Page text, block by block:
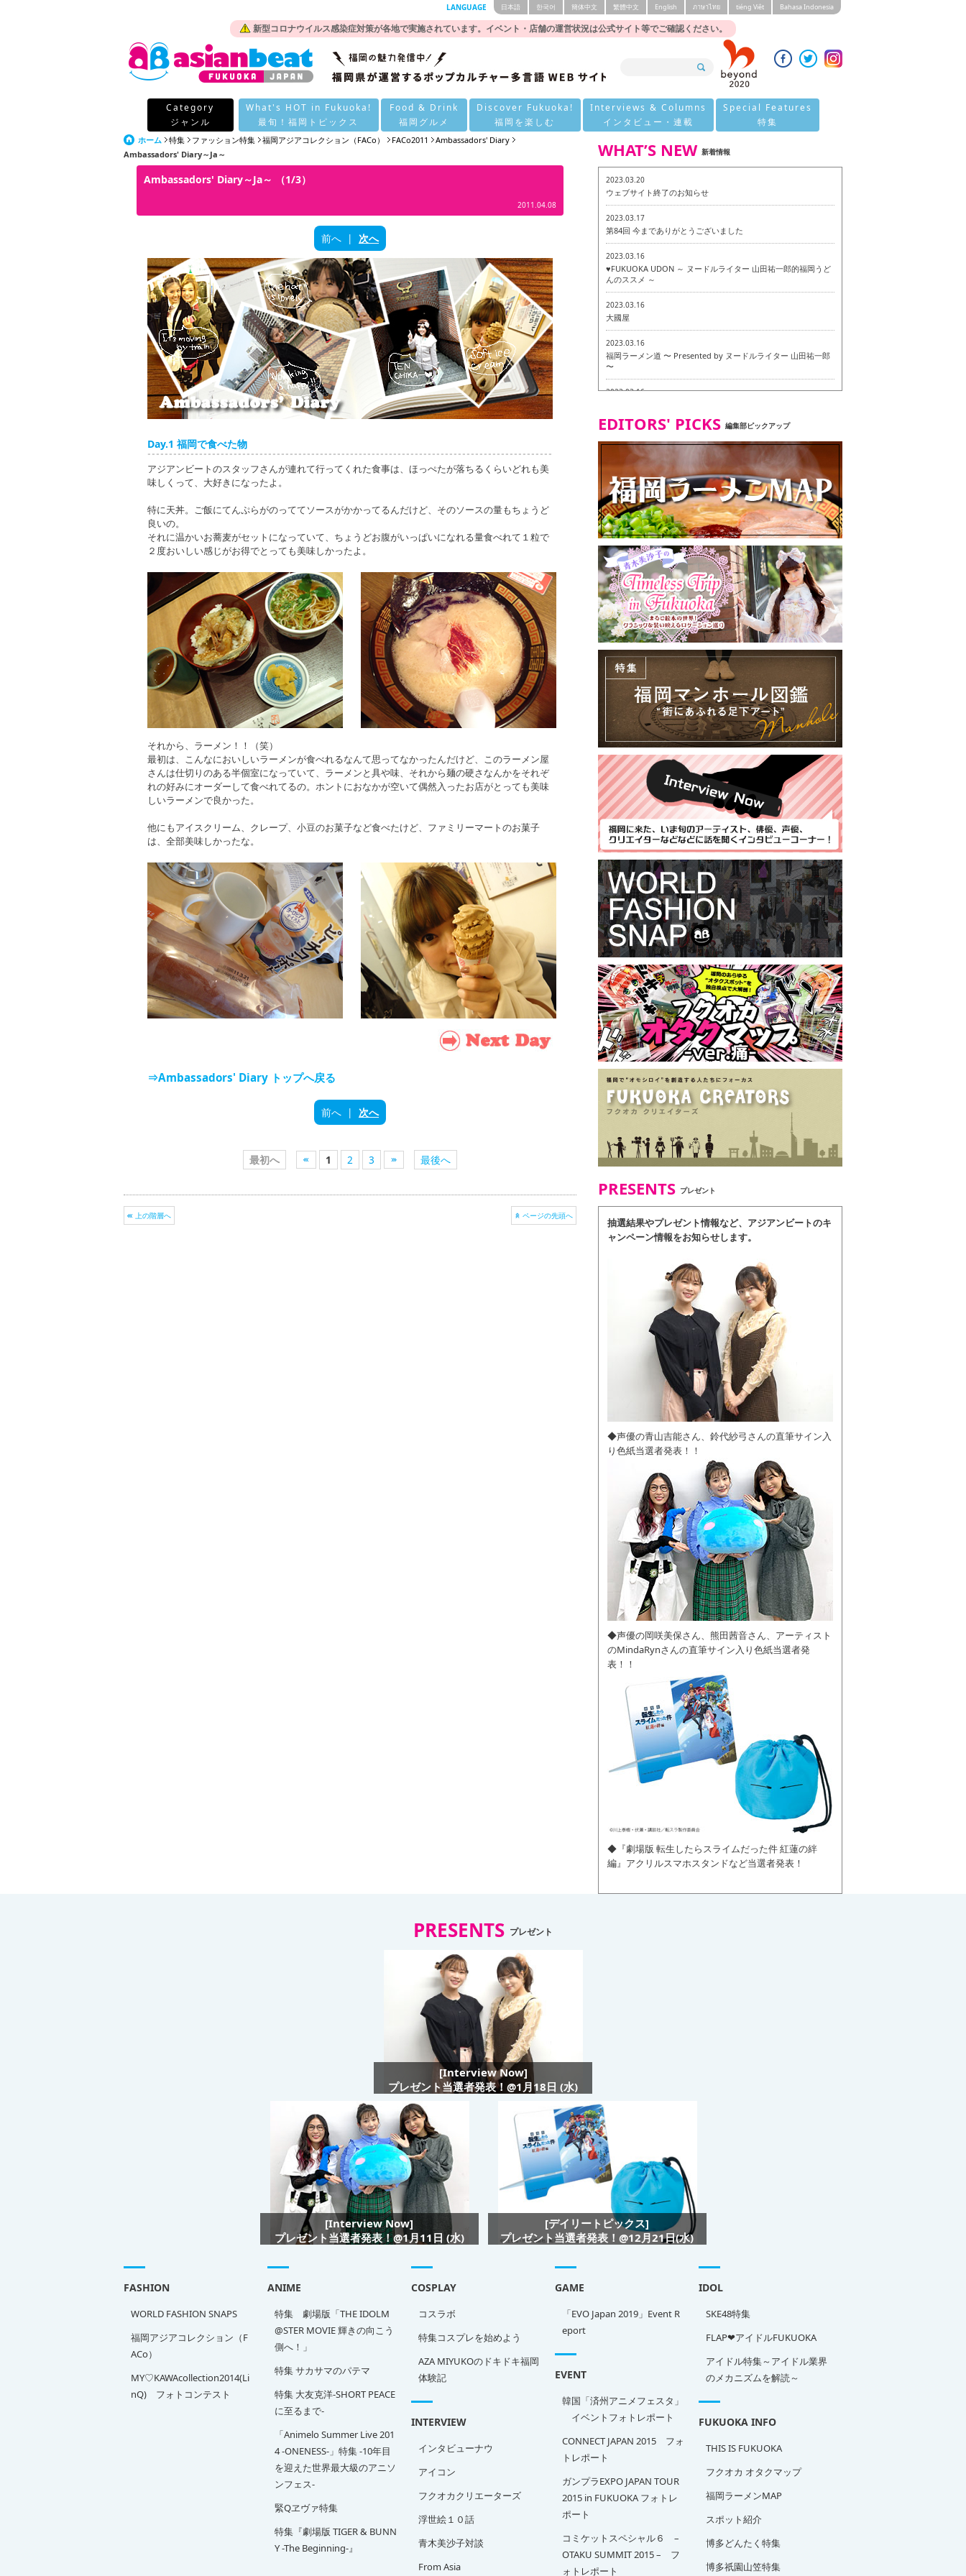
新型コロナウイルス感染症対策が各地で実施されています。イベント・店舗の運営状況は公式サイト等でご確認ください。
LANGUAGE 日本語 한국어 簡体中文 繁體中文 English ภาษาไทย tiéng Viêt Bahasa Indonesia
Category
ジャンル
What's HOT in Fukuoka!
最旬！福岡トピックス
Food & Drink
福岡グルメ
Discover Fukuoka!
福岡を楽しむ
Interviews & Columns
インタビュー・連載
Special Features
特集
ホーム 特集 ファッション特集 福岡アジアコレクション（FACo） FACo2011
Ambassadors' Diary
Ambassadors' Diary～Ja～
Ambassadors' Diary～Ja～ （1/3）
2011.04.08
前へ | 次へ
Day.1 福岡で食べた物
アジアンビートのスタッフさんが連れて行ってくれた食事は、ほっぺたが落ちるくらいどれも美
味しくって、大好きになったよ。
特に天丼。ご飯にてんぷらがのっててソースがかかってるんだけど、そのソースの量もちょうど
良いの。
それに温かいお蕎麦がセットになっていて、ちょうどお腹がいっぱいになれる量食べれて１粒で
２度おいしい感じがお得でとっても美味しかったよ。
それから、ラーメン！！（笑）
最初は、こんなにおいしいラーメンが食べれるなんて思ってなかったんだけど、このラーメン屋
さんは仕切りのある半個室になっていて、ラーメンと具や味、それから麺の硬さなんかをそれぞ
れの好みにオーダーして食べれてるの。ホントにおなかが空いて偶然入ったお店がとっても美味
しいラーメンで良かった。
他にもアイスクリーム、クレープ、小豆のお菓子など食べたけど、ファミリーマートのお菓子
は、全部美味しかったな。
⇒Ambassadors' Diary トップへ戻る
前へ | 次へ
最初へ 1 2 3 最後へ
上の階層へ ページの先頭へ
WHAT’S NEW 新着情報
2023.03.20
ウェブサイト終了のお知らせ
2023.03.17
第84回 今までありがとうございました
2023.03.16
♥FUKUOKA UDON ～ ヌードルライター 山田祐一郎的福岡うど
んのススメ ～
2023.03.16
大國屋
2023.03.16
福岡ラーメン道 〜 Presented by ヌードルライター 山田祐一郎
〜
2023.03.16
2023.03.07
ヴィーガン・ベジタリアンメニュー試食ツアー in 福岡市
2023.03.07
磯ぎよからず 博多本店 〜 ヴィーガン・ベジタリアンメニュー試
食ツアー in 福岡市！〜
2023.03.02
リトルスタンド大名店 〜 ヴィーガン・ベジタリアンメニュー
試食ツアー in 福岡市！〜
2023.02.28
東筑軒 折尾本社うどん店
EDITORS' PICKS 編集部ピックアップ
PRESENTS プレゼント
抽選結果やプレゼント情報など、アジアンビートのキ
ャンペーン情報をお知らせします。
◆声優の青山吉能さん、鈴代紗弓さんの直筆サイン入
り色紙当選者発表！！
◆声優の岡咲美保さん、熊田茜音さん、アーティスト
のMindaRynさんの直筆サイン入り色紙当選者発
表！！
◆『劇場版 転生したらスライムだった件 紅蓮の絆
編』アクリルスマホスタンドなど当選者発表！
PRESENTS プレゼント
[Interview Now]
プレゼント当選者発表！@1月18日 (水)
[Interview Now]
プレゼント当選者発表！@1月11日 (水)
[デイリートピックス]
プレゼント当選者発表！@12月21日(水)
FASHION
WORLD FASHION SNAPS
福岡アジアコレクション（F
ACo）
MY♡KAWAcollection2014(Li
nQ) フォトコンテスト
ANIME
特集 劇場版「THE IDOLM
@STER MOVIE 輝きの向こう
側へ！」
特集 サカサマのパテマ
特集 大友克洋-SHORT PEACE
に至るまで-
「Animelo Summer Live 201
4 -ONENESS-」特集 -10年目
を迎えた世界最大級のアニソ
ンフェス-
緊Qヱヴァ特集
特集『劇場版 TIGER & BUNN
Y -The Beginning-』
COSPLAY
コスラボ
特集コスプレを始めよう
AZA MIYUKOのドキドキ福岡
体験記
GAME
「EVO Japan 2019」Event R
eport
IDOL
SKE48特集
FLAP❤アイドルFUKUOKA
アイドル特集～アイドル業界
のメカニズムを解読～
EVENT
韓国「済州アニメフェスタ」
イベントフォトレポート
CONNECT JAPAN 2015 フォ
トレポート
ガンプラEXPO JAPAN TOUR
2015 in FUKUOKA フォトレ
ポート
コミケットスペシャル６ –
OTAKU SUMMIT 2015 – フ
ォトレポート
INTERVIEW
インタビューナウ
アイコン
フクオカクリエーターズ
浮世絵１０話
青木美沙子対談
From Asia
FUKUOKA INFO
THIS IS FUKUOKA
フクオカ オタクマップ
福岡ラーメンMAP
スポット紹介
博多どんたく特集
博多祇園山笠特集